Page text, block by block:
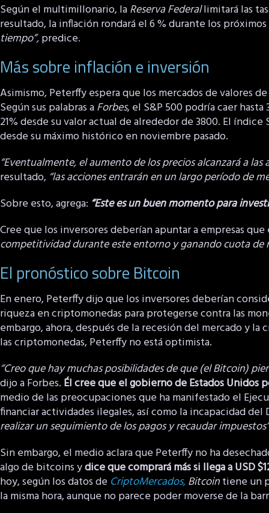
Según el multimillonario, laReserva Federallimitará las
resultado, la inflación rondará el 6 % durante los
tiempo”,predice.
Más sobre inflación e inversión
Asimismo, Peterffy espera que los mercados de valores
Según sus palabras aForbes, el S&P 500 podría caer
21% desde su valor actual de alrededor de 3800. El índice
desde su máximo histórico en noviembre pasado.
“Eventualmente, el aumento de los precios alcanzará a las
resultado, “las acciones entrarán en un largo período de
Sobre esto, agrega: “Este es un buen momento para
Cree que los inversores deberían apuntar a empresas
competitividad durante este entorno y ganando cuota de
El pronóstico sobre Bitcoin
En enero, Peterffy dijo que los inversores deberían
riqueza en criptomonedas para protegerse contra las
embargo, ahora, después de la recesión del mercado y
las criptomonedas, Peterffy no está optimista.
“Creo que hay muchas posibilidades de que (el Bitcoin)
dijo a Forbes. Él cree que el gobierno de Estados
medio de las preocupaciones que ha manifestado el
financiar actividades ilegales, así como la incapacidad
realizar un seguimiento de los pagos y recaudar
Sin embargo, el medio aclara que Peterffy no ha
algo de bitcoins ydice que comprará más si llega a USD
hoy, según los datos de CriptoMercados,Bitcointiene un
la misma hora, aunque no parece poder moverse de la